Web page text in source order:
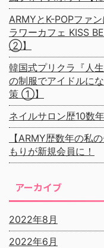
ARMYとK-POPファ
ラワーカフェ KISS
②】
韓国式プリクラ『人
の制服でアイドルに
策 ①】
ネイルサロン歴10数
【ARMY歴数年の私
もりが新規会員に！
アーカイブ
2022年8月
2022年6月